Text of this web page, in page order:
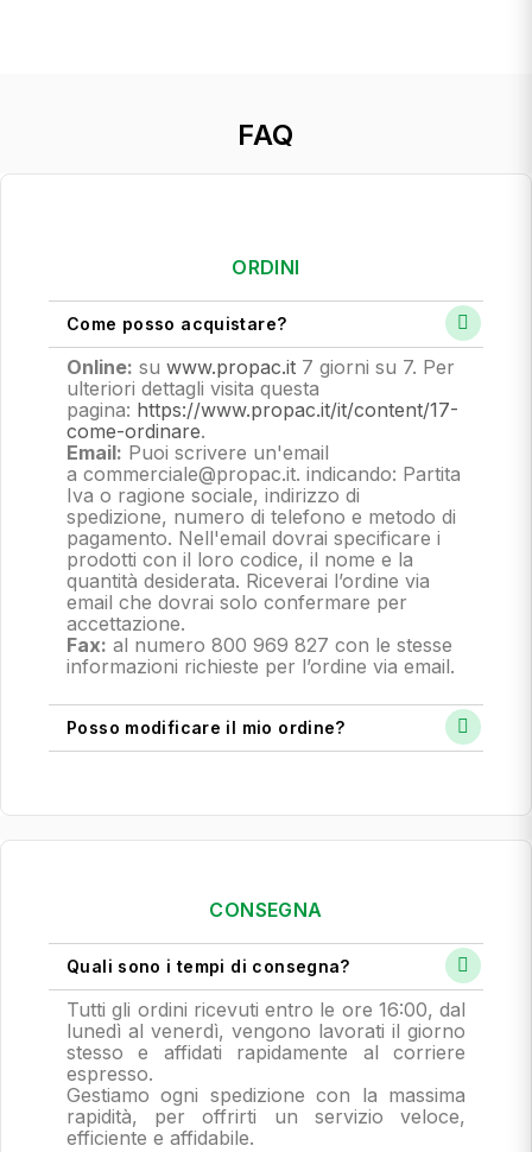
FAQ
ORDINI
Come posso acquistare?
Online: su www.propac.it 7 giorni su 7. Per
ulteriori dettagli visita questa
pagina: https://www.propac.it/it/content/17-
come-ordinare.
Email: Puoi scrivere un'email
a commerciale@propac.it. indicando: Partita
Iva o ragione sociale, indirizzo di
spedizione, numero di telefono e metodo di
pagamento. Nell'email dovrai specificare i
prodotti con il loro codice, il nome e la
quantità desiderata. Riceverai l’ordine via
email che dovrai solo confermare per
accettazione.
Fax: al numero 800 969 827 con le stesse
informazioni richieste per l’ordine via email.
Posso modificare il mio ordine?
CONSEGNA
Quali sono i tempi di consegna?
Tutti gli ordini ricevuti entro le ore 16:00, dal
lunedì al venerdì, vengono lavorati il giorno
stesso e affidati rapidamente al corriere
espresso.
Gestiamo ogni spedizione con la massima
rapidità, per offrirti un servizio veloce,
efficiente e affidabile.